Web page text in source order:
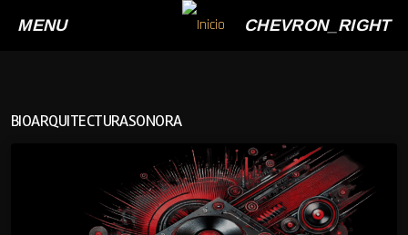
MENU CHEVRON_RIGHT
BIOARQUITECTURASONORA